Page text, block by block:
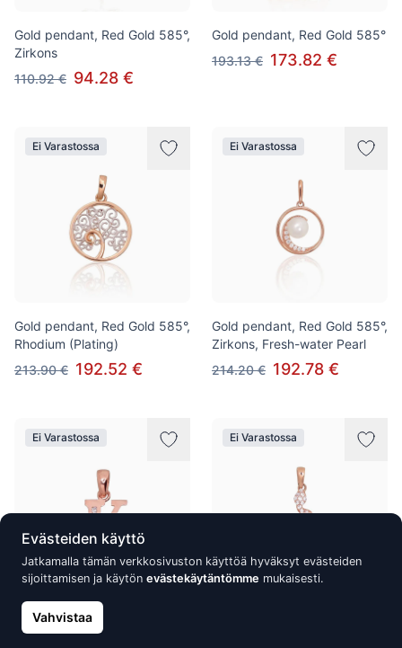
Gold pendant, Red Gold 585°,
Zirkons
110.92 € 94.28 €
Gold pendant, Red Gold 585°
193.13 € 173.82 €
Ei Varastossa
Gold pendant, Red Gold 585°,
Rhodium (Plating)
213.90 € 192.52 €
Ei Varastossa
Gold pendant, Red Gold 585°,
Zirkons, Fresh-water Pearl
214.20 € 192.78 €
Ei Varastossa
Gold pendant, Red Gold 585°,
Zirkons
Ei Varastossa
Evästeiden käyttö
Jatkamalla tämän verkkosivuston käyttöä hyväksyt evästeiden
sijoittamisen ja käytön evästekäytäntömme mukaisesti.
Vahvistaa